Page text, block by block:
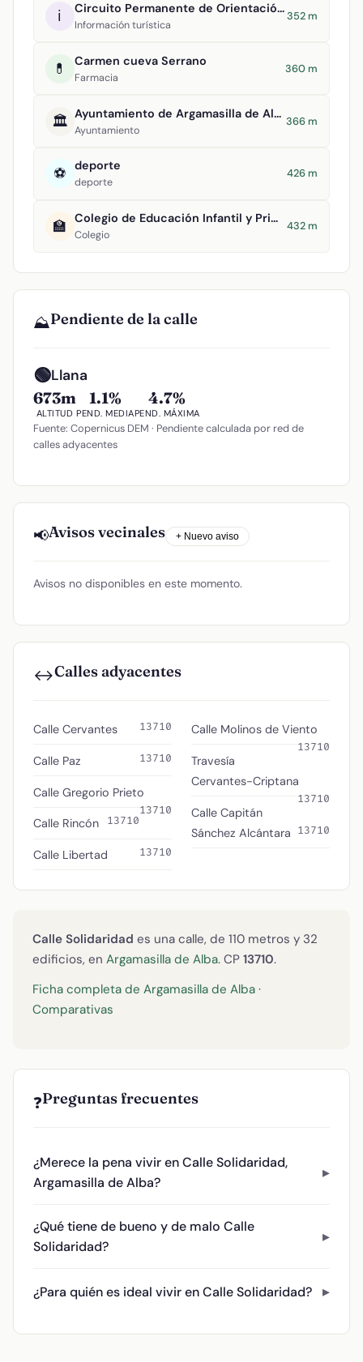
ℹ️ Circuito Permanente de Orientación Argamasilla de Alba
Información turística
352 m
💊 Carmen cueva Serrano
Farmacia
360 m
🏛️ Ayuntamiento de Argamasilla de Alba
Ayuntamiento
366 m
⚽ deporte
deporte
426 m
🏫 Colegio de Educación Infantil y Primaria Divino Maestro
Colegio
432 m
⛰️Pendiente de la calle
🟢Llana
673m
ALTITUD
1.1%
PEND. MEDIA
4.7%
PEND. MÁXIMA
Fuente: Copernicus DEM · Pendiente calculada por red de
calles adyacentes
📢Avisos vecinales + Nuevo aviso
Avisos no disponibles en este momento.
↔️Calles adyacentes
Calle Cervantes 13710
Calle Paz 13710
Calle Gregorio Prieto
13710
Calle Rincón 13710
Calle Libertad 13710
Calle Molinos de Viento
13710
Travesía
Cervantes-Criptana
13710
Calle Capitán
Sánchez Alcántara
13710
Calle Solidaridad es una calle, de 110 metros y 32
edificios, en Argamasilla de Alba. CP 13710.
Ficha completa de Argamasilla de Alba ·
Comparativas
❓Preguntas frecuentes
¿Merece la pena vivir en Calle Solidaridad,
Argamasilla de Alba?
¿Qué tiene de bueno y de malo Calle
Solidaridad?
¿Para quién es ideal vivir en Calle Solidaridad?